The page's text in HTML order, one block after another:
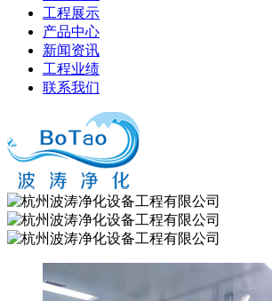
工程展示
产品中心
新闻资讯
工程业绩
联系我们